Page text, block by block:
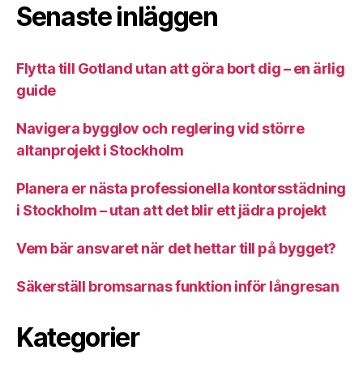
Senaste inläggen
Flytta till Gotland utan att göra bort dig – en ärlig
guide
Navigera bygglov och reglering vid större
altanprojekt i Stockholm
Planera er nästa professionella kontorsstädning
i Stockholm – utan att det blir ett jädra projekt
Vem bär ansvaret när det hettar till på bygget?
Säkerställ bromsarnas funktion inför långresan
Kategorier